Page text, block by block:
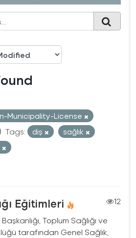
Municipality-License
Tags: diş
sağlık
Eğitimleri
12
Toplum Sağlığı ve
tarafından Genel Sağlık,